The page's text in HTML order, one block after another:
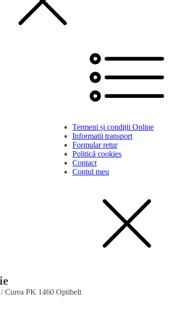
Termeni și condiții Online
Informatii transport
Formular retur
Politică cookies
Contact
Contul meu
/ Curea PK 1460 Optibelt